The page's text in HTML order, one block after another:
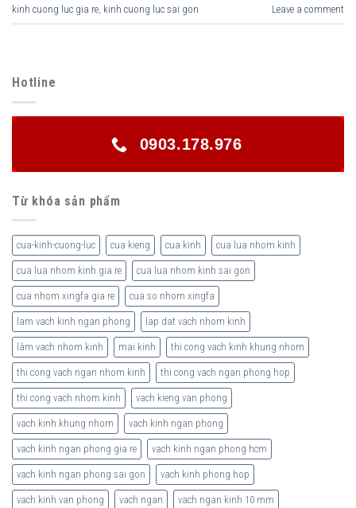
kinh cuong luc gia re kinh cuong luc sai gon Leave a comment
Hotline
0903.178.976
Từ khóa sản phẩm
cua-kinh-cuong-luc cua kieng cua kinh cua lua nhom kinh
cua lua nhom kinh gia re cua lua nhom kinh sai gon
cua nhom xingfa gia re cua so nhom xingfa
lam vach kinh ngan phong lap dat vach nhom kinh
làm vach nhom kinh mai kinh thi cong vach kinh khung nhom
thi cong vach ngan nhom kinh thi cong vach ngan phong hop
thi cong vach nhom kinh vach kieng van phong
vach kinh khung nhom vach kinh ngan phong
vach kinh ngan phong gia re vach kinh ngan phong hcm
vach kinh ngan phong sai gon vach kinh phong hop
vach kinh van phong vach ngan vach ngan kinh 10 mm